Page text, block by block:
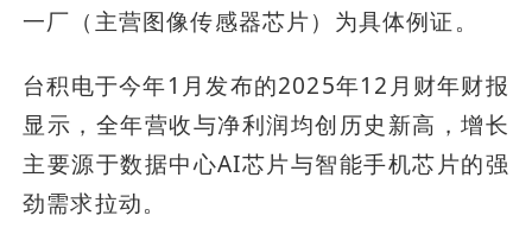
一厂（主营图像传感器芯片）为具体例证。
台积电于今年1月发布的2025年12月财年财报
显示，全年营收与净利润均创历史新高，增长
主要源于数据中心AI芯片与智能手机芯片的强
劲需求拉动。